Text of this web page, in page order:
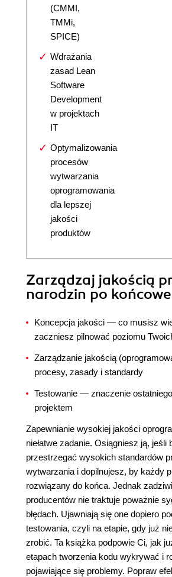
(CMMI,
TMMi,
SPICE)
Wdrażania
zasad Lean
Software
Development
w projektach
IT
Optymalizowania
procesów
wytwarzania
oprogramowania
dla lepszej
jakości
produktów
Zarządzaj jakością
narodzin po
Koncepcja jakości — co musisz
zaczniesz pilnować poziomu
Zarządzanie jakością
procesy, zasady i standardy
Testowanie — znaczenie
projektem
Zapewnianie wysokiej jakości
niełatwe zadanie. Osiągniesz ją, jeśli
przestrzegać wysokich standardów
wytwarzania i dopilnujesz, by każdy
rozwiązany do końca. Jednak
producentów nie traktuje poważnie
błędach. Ujawniają się one dopiero
testowania, czyli na etapie, gdy już
zrobić. Ta książka podpowie Ci, jak
etapach tworzenia kodu wykrywać i
pojawiające się problemy. Popraw